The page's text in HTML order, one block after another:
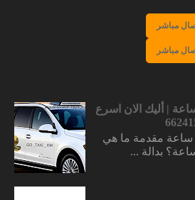
مباشر
مباشر
تاكسي الكويت ٢٤ ساعة | أليك الان اسرع
بداله تاكسي الكويت ٢٤ ساعة مقدمة ما هي